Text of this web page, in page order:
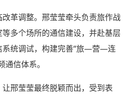
革调整。邢莹莹牵头负责旅作战
多个场所的通信建设，并赴基层
系统调试，构建完善“旅—营—连
信体系。
邢莹莹最终脱颖而出，受到表